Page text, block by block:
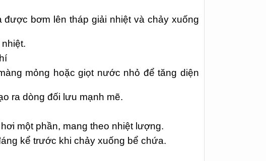
bơm lên tháp giải nhiệt và chảy xuống
mỏng hoặc giọt nước nhỏ để tăng diện
ra dòng đối lưu mạnh mẽ.
một phần, mang theo nhiệt lượng.
kể trước khi chảy xuống bể chứa.